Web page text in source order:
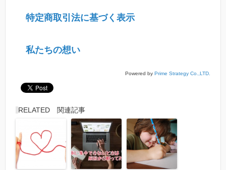
特定商取引法に基づく表示
私たちの想い
Powered by Prime Strategy Co.,LTD.
RELATED 関連記事